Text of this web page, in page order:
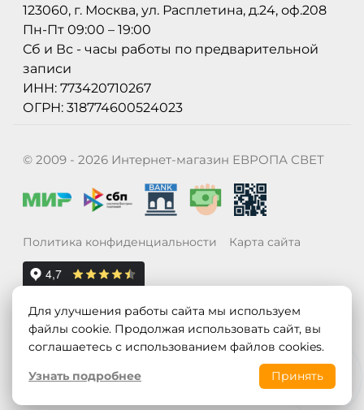
123060, г. Москва, ул. Расплетина, д.24, оф.208
Пн-Пт 09:00 – 19:00
Сб и Вс - часы работы по предварительной
записи
ИНН: 773420710267
ОГРН: 318774600524023
© 2009 - 2026 Интернет-магазин ЕВРОПА СВЕТ
Политика конфиденциальности Карта сайта
Для улучшения работы сайта мы используем
файлы cookie. Продолжая использовать сайт, вы
соглашаетесь с использованием файлов cookies.
Узнать подробнее
Принять